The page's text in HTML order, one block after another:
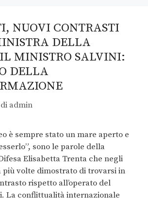
NUOVI CONTRASTI
DELLA
MINISTRO SALVINI:
DELLA
di admin
è sempre stato un mare aperto e
sono le parole della
Elisabetta Trenta che negli
volte dimostrato di trovarsi in
rispetto all’operato del
La conflittualità internazionale